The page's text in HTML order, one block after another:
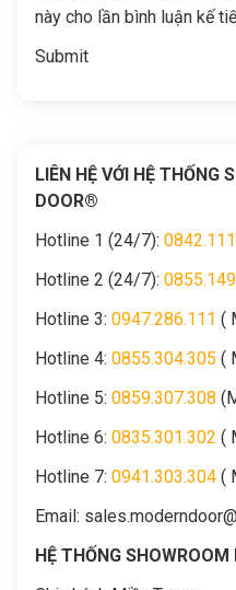
này cho lần bình luận kế
LIÊN HỆ VỚI HỆ THỐNG
DOOR®
Hotline 1 (24/7):
Hotline 2 (24/7):
Hotline 3: 0947.286.111 (
Hotline 4: 0855.304.305 (
Hotline 5: 0859.307.308
Hotline 6: 0835.301.302 (
Hotline 7: 0941.303.304 (
Email:
HỆ THỐNG